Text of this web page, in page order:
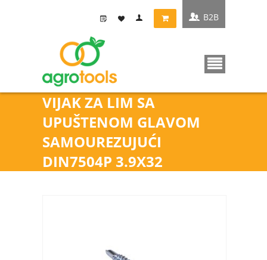
VIJAK ZA LIM SA
UPUŠTENOM GLAVOM
SAMOUREZUJUĆI
DIN7504P 3.9X32
B2B